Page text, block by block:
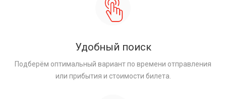
Удобный поиск
Подберём оптимальный вариант по времени отправления
или прибытия и стоимости билета.